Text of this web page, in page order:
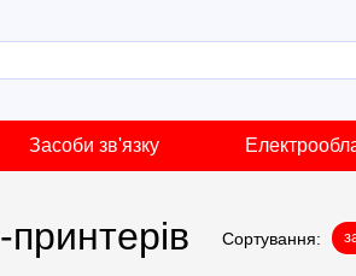
Засоби зв'язку
Сортування: